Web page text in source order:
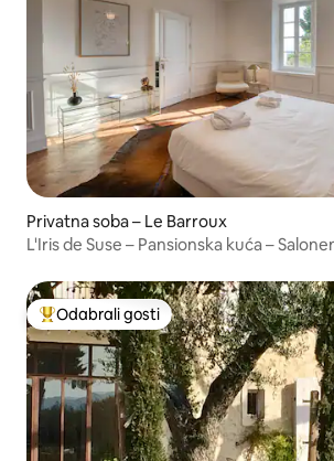
Privatna soba – Le Barroux
L'Iris de Suse – Pansionska kuća –
Među najviše rangiranima s oznakom
Odabrali gosti